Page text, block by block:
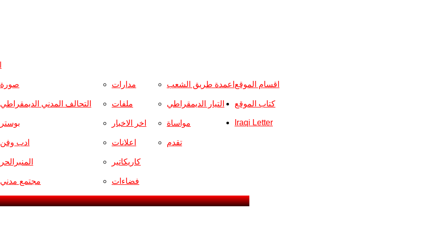
اقسام الموقع صورة
التحالف المدني الديمقراطي
بوستر
ادب وفن
المنبرالحر
مجتمع مدني
مدارات
ملفات
اخر الاخبار
اعلانات
كاريكاتير
فضاءات
اعمدة طريق الشعب
التيار الديمقراطي
مواساة
تقدم
كتاب الموقع
Iraqi Letter